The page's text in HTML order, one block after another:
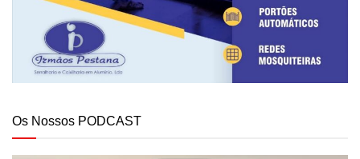
Os Nossos PODCAST